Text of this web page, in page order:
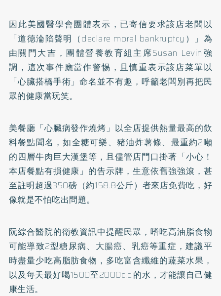
因此美國醫學會團體表示，已寄信要求該店老闆以
「道德淪陷聲明（declare moral bankruptcy）」為
由關門大吉，團體營養教育組主席Susan Levin強
調，這次事件應當作警惕，且慎重表示該店菜單以
「心臟搭橋手術」命名並不有趣，呼籲老闆別再把民
眾的健康當玩笑。
美餐廳「心臟病發作燒烤」以全店提供熱量最高的飲
料餐點聞名，如全糖可樂、豬油炸薯條、最重約2噸
的四層牛肉巨大漢堡等，且儘管店門口掛著「小心！
本店餐點有損健康」的告示牌，生意依舊強強滾，甚
至註明超過350磅（約158.8公斤）者來店免費吃，好
像就是不怕吃出問題。
阮綜合醫院的衛教資訊中提醒民眾，嗜吃高油脂食物
可能導致2型糖尿病、 大腸癌、 乳癌等重症，建議平
時盡量少吃高脂肪食物，多吃富含纖維的蔬菜水果，
以及每天最好喝1500至2000c.c.的水，才能讓自己健
康生活。